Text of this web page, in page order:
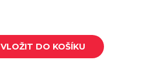
VLOŽIT DO KOŠÍKU